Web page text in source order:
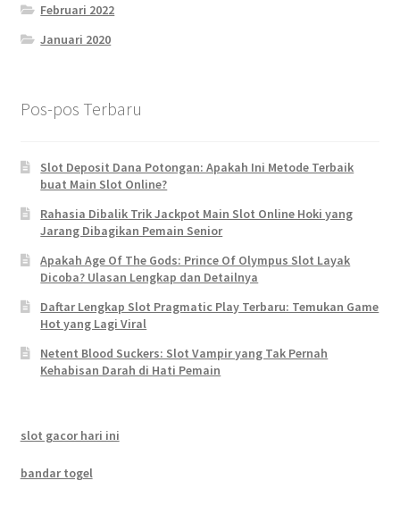
Februari 2022
Januari 2020
Pos-pos Terbaru
Slot Deposit Dana Potongan: Apakah Ini Metode Terbaik
buat Main Slot Online?
Rahasia Dibalik Trik Jackpot Main Slot Online Hoki yang
Jarang Dibagikan Pemain Senior
Apakah Age Of The Gods: Prince Of Olympus Slot Layak
Dicoba? Ulasan Lengkap dan Detailnya
Daftar Lengkap Slot Pragmatic Play Terbaru: Temukan Game
Hot yang Lagi Viral
Netent Blood Suckers: Slot Vampir yang Tak Pernah
Kehabisan Darah di Hati Pemain
slot gacor hari ini
bandar togel